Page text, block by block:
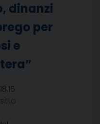
dinanzi
per
e
lo